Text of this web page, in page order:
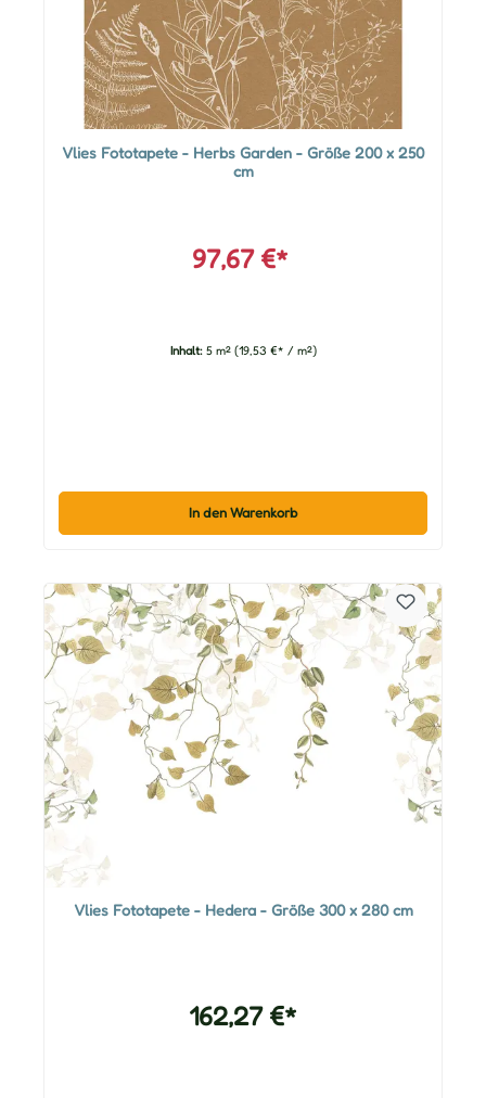
Vlies Fototapete - Herbs Garden - Größe 200 x 250
cm
97,67 €*
Inhalt: 5 m² (19,53 €* / m²)
In den Warenkorb
Vlies Fototapete - Hedera - Größe 300 x 280 cm
162,27 €*